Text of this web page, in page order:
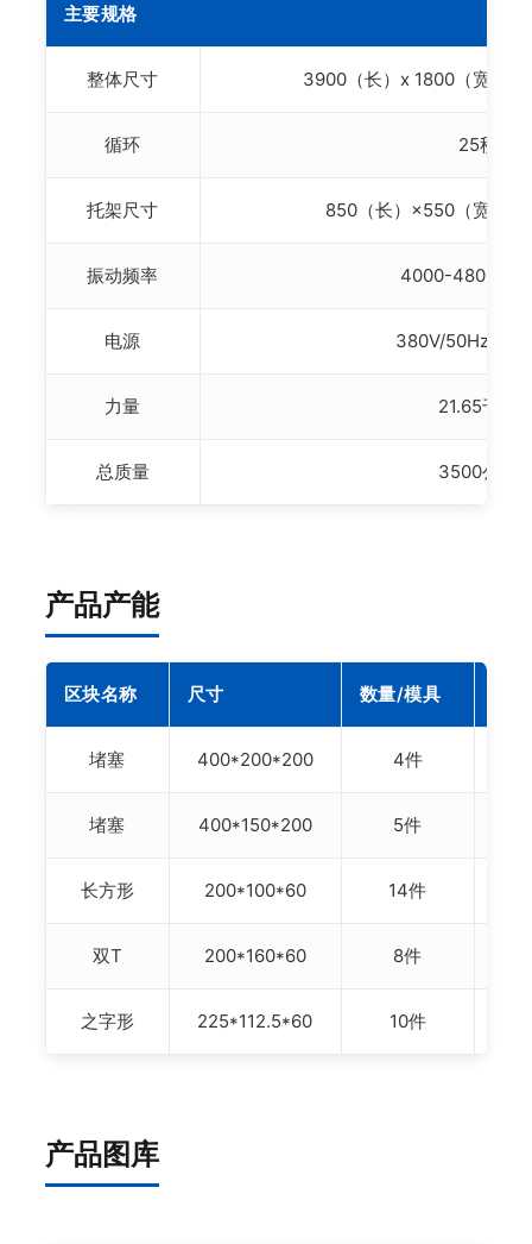
主要规格
整体尺寸 3900（长）x 1800（宽）x
循环 25秒
托架尺寸 850（长）×550（宽）
振动频率 4000-4800转/
电源 380V/50Hz（可
力量 21.65千瓦
总质量 3500公斤
产品产能
区块名称 尺寸 数量/模具
堵塞 400*200*200 4件
堵塞 400*150*200 5件
长方形 200*100*60 14件
双T 200*160*60 8件
之字形 225*112.5*60 10件
产品图库